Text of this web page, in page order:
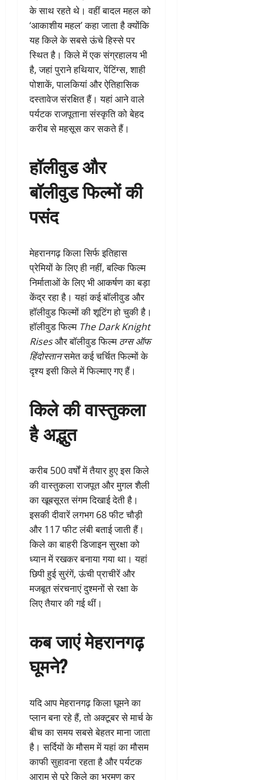
के साथ रहते थे। वहीं बादल महल को
‘आकाशीय महल’ कहा जाता है क्योंकि
यह किले के सबसे ऊंचे हिस्से पर
स्थित है। किले में एक संग्रहालय भी
है, जहां पुराने हथियार, पेंटिंग्स, शाही
पोशाकें, पालकियां और ऐतिहासिक
दस्तावेज संरक्षित हैं। यहां आने वाले
पर्यटक राजपूताना संस्कृति को बेहद
करीब से महसूस कर सकते हैं।
हॉलीवुड और
बॉलीवुड फिल्मों की
पसंद
मेहरानगढ़ किला सिर्फ इतिहास
प्रेमियों के लिए ही नहीं, बल्कि फिल्म
निर्माताओं के लिए भी आकर्षण का बड़ा
केंद्र रहा है। यहां कई बॉलीवुड और
हॉलीवुड फिल्मों की शूटिंग हो चुकी है।
हॉलीवुड फिल्म The Dark Knight
Risesऔर बॉलीवुड फिल्मठग्स ऑफ
हिंदोस्तानसमेत कई चर्चित फिल्मों के
दृश्य इसी किले में फिल्माए गए हैं।
किले की वास्तुकला
है अद्भुत
करीब 500 वर्षों में तैयार हुए इस किले
की वास्तुकला राजपूत और मुगल शैली
का खूबसूरत संगम दिखाई देती है।
इसकी दीवारें लगभग 68 फीट चौड़ी
और 117 फीट लंबी बताई जाती हैं।
किले का बाहरी डिजाइन सुरक्षा को
ध्यान में रखकर बनाया गया था। यहां
छिपी हुई सुरंगें, ऊंची प्राचीरें और
मजबूत संरचनाएं दुश्मनों से रक्षा के
लिए तैयार की गई थीं।
कब जाएं मेहरानगढ़
घूमने?
यदि आप मेहरानगढ़ किला घूमने का
प्लान बना रहे हैं, तो अक्टूबर से मार्च के
बीच का समय सबसे बेहतर माना जाता
है। सर्दियों के मौसम में यहां का मौसम
काफी सुहावना रहता है और पर्यटक
आराम से पूरे किले का भ्रमण कर